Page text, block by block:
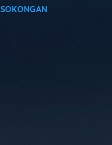
SOKONGAN